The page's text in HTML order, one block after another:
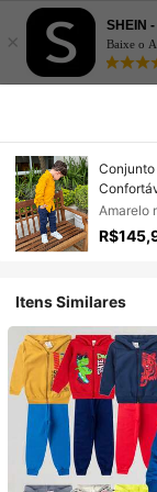
×
SHEIN
Baixe o
Conjunto
Amarelo
Itens Similares